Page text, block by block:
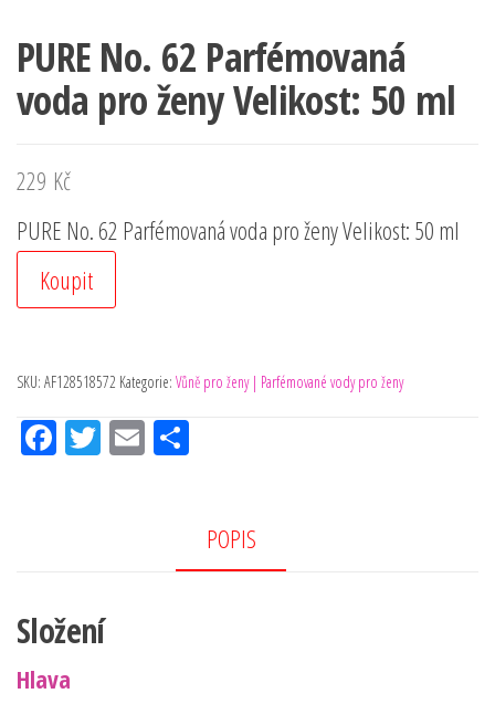
PURE No. 62 Parfémovaná
voda pro ženy Velikost: 50 ml
229 Kč
PURE No. 62 Parfémovaná voda pro ženy Velikost: 50 ml
Koupit
SKU: AF128518572 Kategorie: Vůně pro ženy | Parfémované vody pro ženy
Fac Tw Em
POPIS
Složení
Hlava